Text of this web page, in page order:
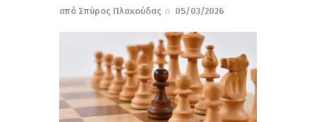
από Σπύρος Πλακούδας 05/03/2026